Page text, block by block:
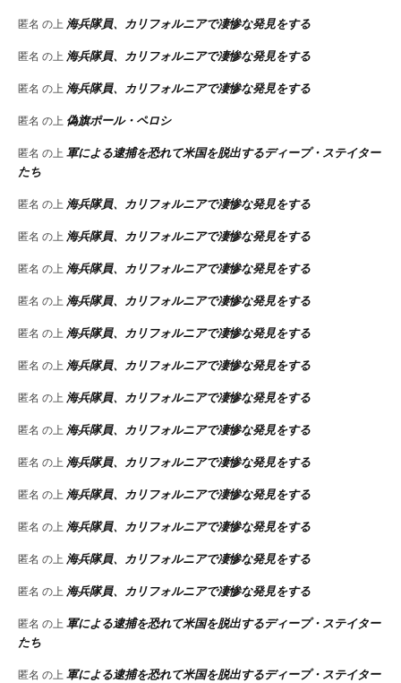
匿名 の上 海兵隊員、カリフォルニアで凄惨な発見をする
匿名 の上 海兵隊員、カリフォルニアで凄惨な発見をする
匿名 の上 海兵隊員、カリフォルニアで凄惨な発見をする
匿名 の上 偽旗ポール・ペロシ
匿名 の上 軍による逮捕を恐れて米国を脱出するディープ・ステイター
たち
匿名 の上 海兵隊員、カリフォルニアで凄惨な発見をする
匿名 の上 海兵隊員、カリフォルニアで凄惨な発見をする
匿名 の上 海兵隊員、カリフォルニアで凄惨な発見をする
匿名 の上 海兵隊員、カリフォルニアで凄惨な発見をする
匿名 の上 海兵隊員、カリフォルニアで凄惨な発見をする
匿名 の上 海兵隊員、カリフォルニアで凄惨な発見をする
匿名 の上 海兵隊員、カリフォルニアで凄惨な発見をする
匿名 の上 海兵隊員、カリフォルニアで凄惨な発見をする
匿名 の上 海兵隊員、カリフォルニアで凄惨な発見をする
匿名 の上 海兵隊員、カリフォルニアで凄惨な発見をする
匿名 の上 海兵隊員、カリフォルニアで凄惨な発見をする
匿名 の上 海兵隊員、カリフォルニアで凄惨な発見をする
匿名 の上 海兵隊員、カリフォルニアで凄惨な発見をする
匿名 の上 軍による逮捕を恐れて米国を脱出するディープ・ステイター
たち
匿名 の上 軍による逮捕を恐れて米国を脱出するディープ・ステイター